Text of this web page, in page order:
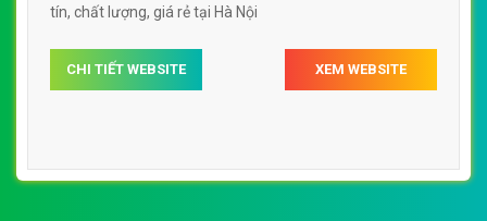
tín, chất lượng, giá rẻ tại Hà Nội
CHI TIẾT WEBSITE XEM WEBSITE